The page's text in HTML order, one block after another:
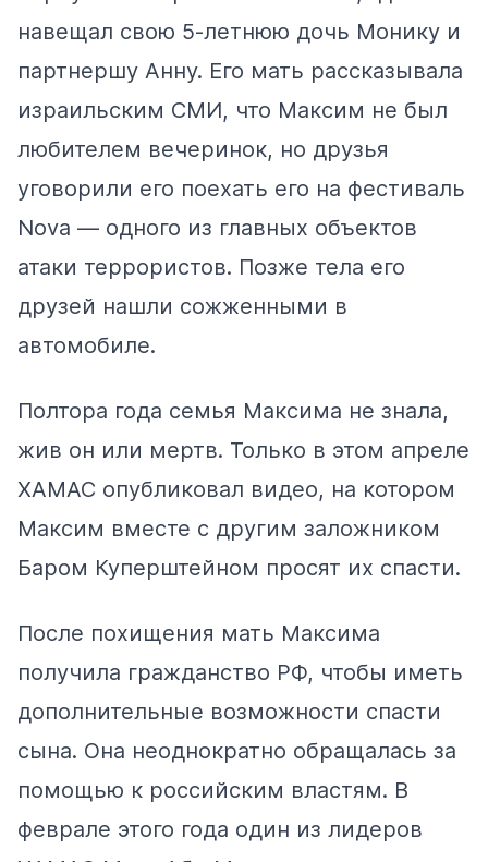
навещал свою 5-летнюю дочь Монику и
партнершу Анну. Его мать рассказывала
израильским СМИ, что Максим не был
любителем вечеринок, но друзья
уговорили его поехать его на фестиваль
Nova — одного из главных объектов
атаки террористов. Позже тела его
друзей нашли сожженными в
автомобиле.
Полтора года семья Максима не знала,
жив он или мертв. Только в этом апреле
ХАМАС опубликовал видео, на котором
Максим вместе с другим заложником
Баром Куперштейном просят их спасти.
После похищения мать Максима
получила гражданство РФ, чтобы иметь
дополнительные возможности спасти
сына. Она неоднократно обращалась за
помощью к российским властям. В
феврале этого года один из лидеров